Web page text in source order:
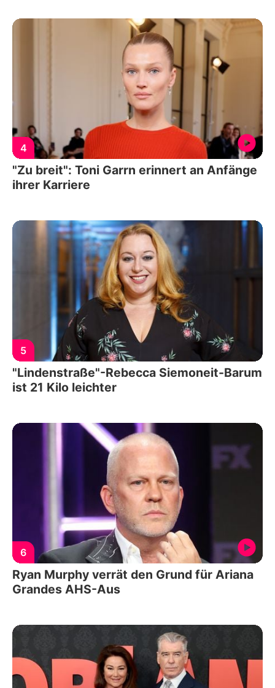
4
"Zu breit": Toni Garrn erinnert an Anfänge
ihrer Karriere
5
"Lindenstraße"-Rebecca Siemoneit-Barum
ist 21 Kilo leichter
6
Ryan Murphy verrät den Grund für Ariana
Grandes AHS-Aus